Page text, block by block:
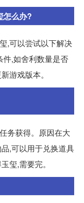
怎么办?
,可以尝试以下解决
件,如舍利数量是否
游戏版本。
务获得。原因在大
,可以用于兑换道具
玺,需要完。